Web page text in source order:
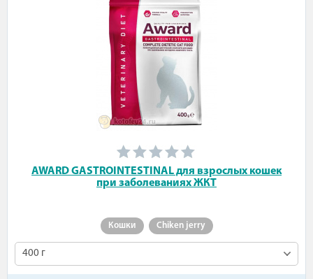
AWARD GASTROINTESTINAL для взрослых кошек
при заболеваниях ЖКТ
Кошки Chiken jerry
400 г